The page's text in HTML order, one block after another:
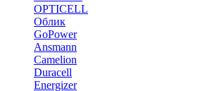
OPTICELL
Облик
GoPower
Ansmann
Camelion
Duracell
Energizer